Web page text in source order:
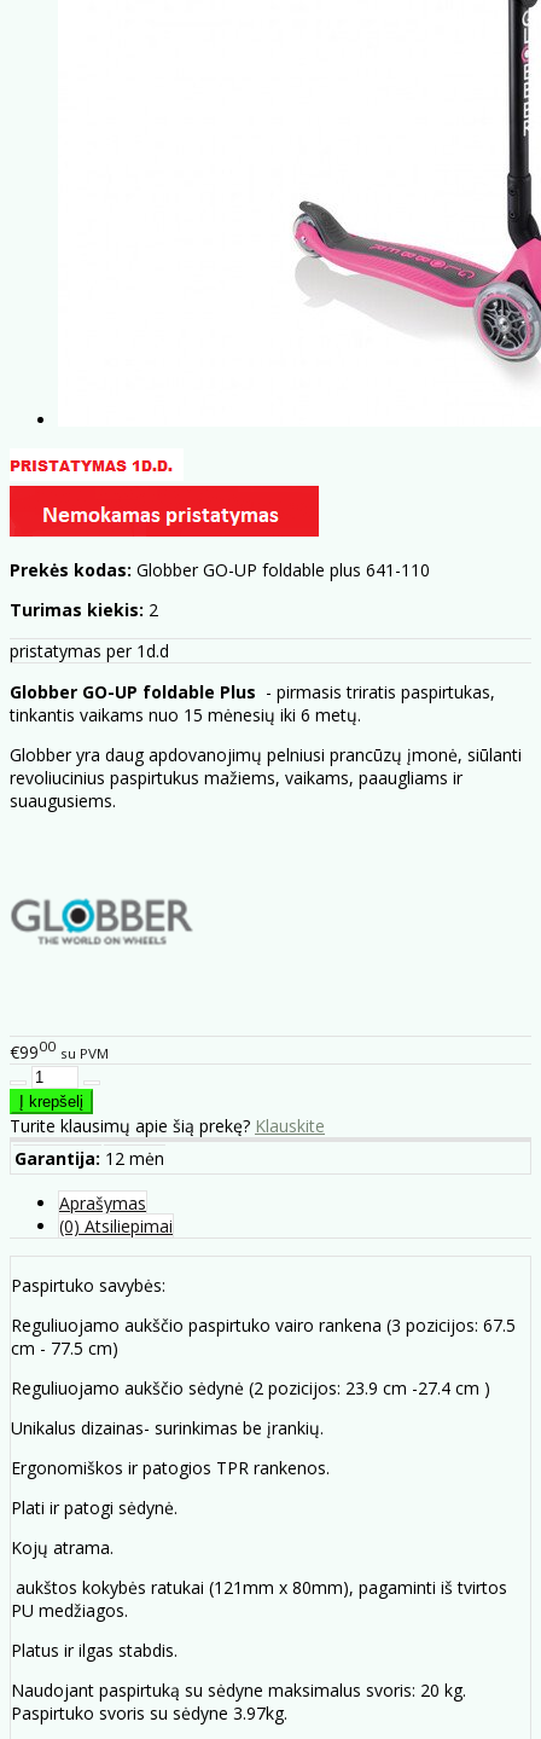
Prekės kodas: Globber GO-UP foldable plus 641-110
Turimas kiekis: 2
pristatymas per 1d.d
Globber GO-UP foldable Plus - pirmasis triratis paspirtukas,
tinkantis vaikams nuo 15 mėnesių iki 6 metų.
Globber yra daug apdovanojimų pelniusi prancūzų įmonė, siūlanti
revoliucinius paspirtukus mažiems, vaikams, paaugliams ir
suaugusiems.
€9900 su PVM
Turite klausimų apie šią prekę? Klauskite
Garantija: 12 mėn
Aprašymas
(0) Atsiliepimai
Paspirtuko savybės:
Reguliuojamo aukščio paspirtuko vairo rankena (3 pozicijos: 67.5
cm - 77.5 cm)
Reguliuojamo aukščio sėdynė (2 pozicijos: 23.9 cm -27.4 cm )
Unikalus dizainas- surinkimas be įrankių.
Ergonomiškos ir patogios TPR rankenos.
Plati ir patogi sėdynė.
Kojų atrama.
aukštos kokybės ratukai (121mm x 80mm), pagaminti iš tvirtos
PU medžiagos.
Platus ir ilgas stabdis.
Naudojant paspirtuką su sėdyne maksimalus svoris: 20 kg.
Paspirtuko svoris su sėdyne 3.97kg.